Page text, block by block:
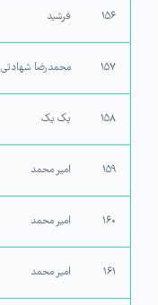
۱۵۶ فرشید
۱۵۷ محمدرضا شهادتی
۱۵۸ یک یک
۱۵۹ امیر محمد
۱۶۰ امیر محمد
۱۶۱ امیر محمد